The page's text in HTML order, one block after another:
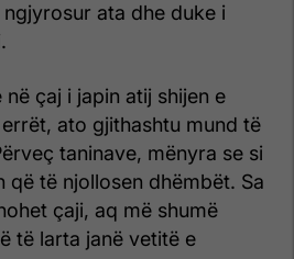
ata dhe duke i
çaj i japin atij shijen e
ato gjithashtu mund të
taninave, mënyra se si
që të njollosen dhëmbët. Sa
çaji, aq më shumë
të larta janë vetitë e